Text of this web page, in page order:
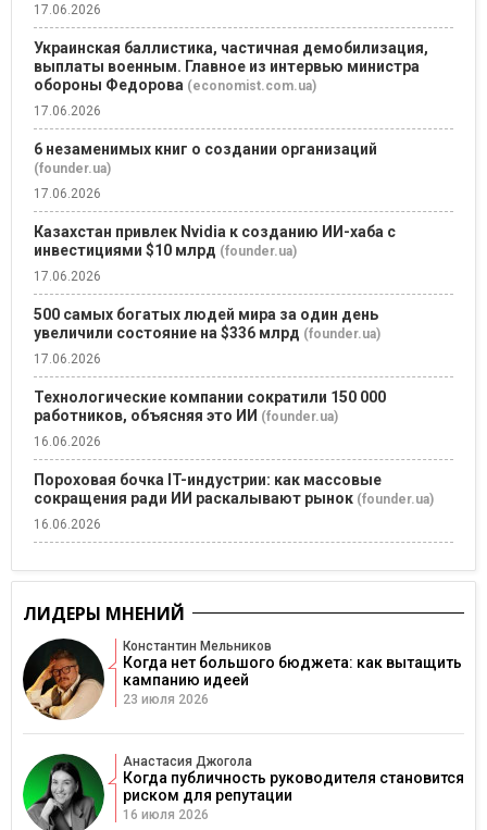
17.06.2026
Украинская баллистика, частичная демобилизация,
выплаты военным. Главное из интервью министра
обороны Федорова (economist.com.ua)
17.06.2026
6 незаменимых книг о создании организаций
(founder.ua)
17.06.2026
Казахстан привлек Nvidia к созданию ИИ-хаба с
инвестициями $10 млрд (founder.ua)
17.06.2026
500 самых богатых людей мира за один день
увеличили состояние на $336 млрд (founder.ua)
17.06.2026
Технологические компании сократили 150 000
работников, объясняя это ИИ (founder.ua)
16.06.2026
Пороховая бочка IT-индустрии: как массовые
сокращения ради ИИ раскалывают рынок (founder.ua)
16.06.2026
ЛИДЕРЫ МНЕНИЙ
Константин Мельников
Когда нет большого бюджета: как вытащить
кампанию идеей
23 июля 2026
Анастасия Джогола
Когда публичность руководителя становится
риском для репутации
16 июля 2026